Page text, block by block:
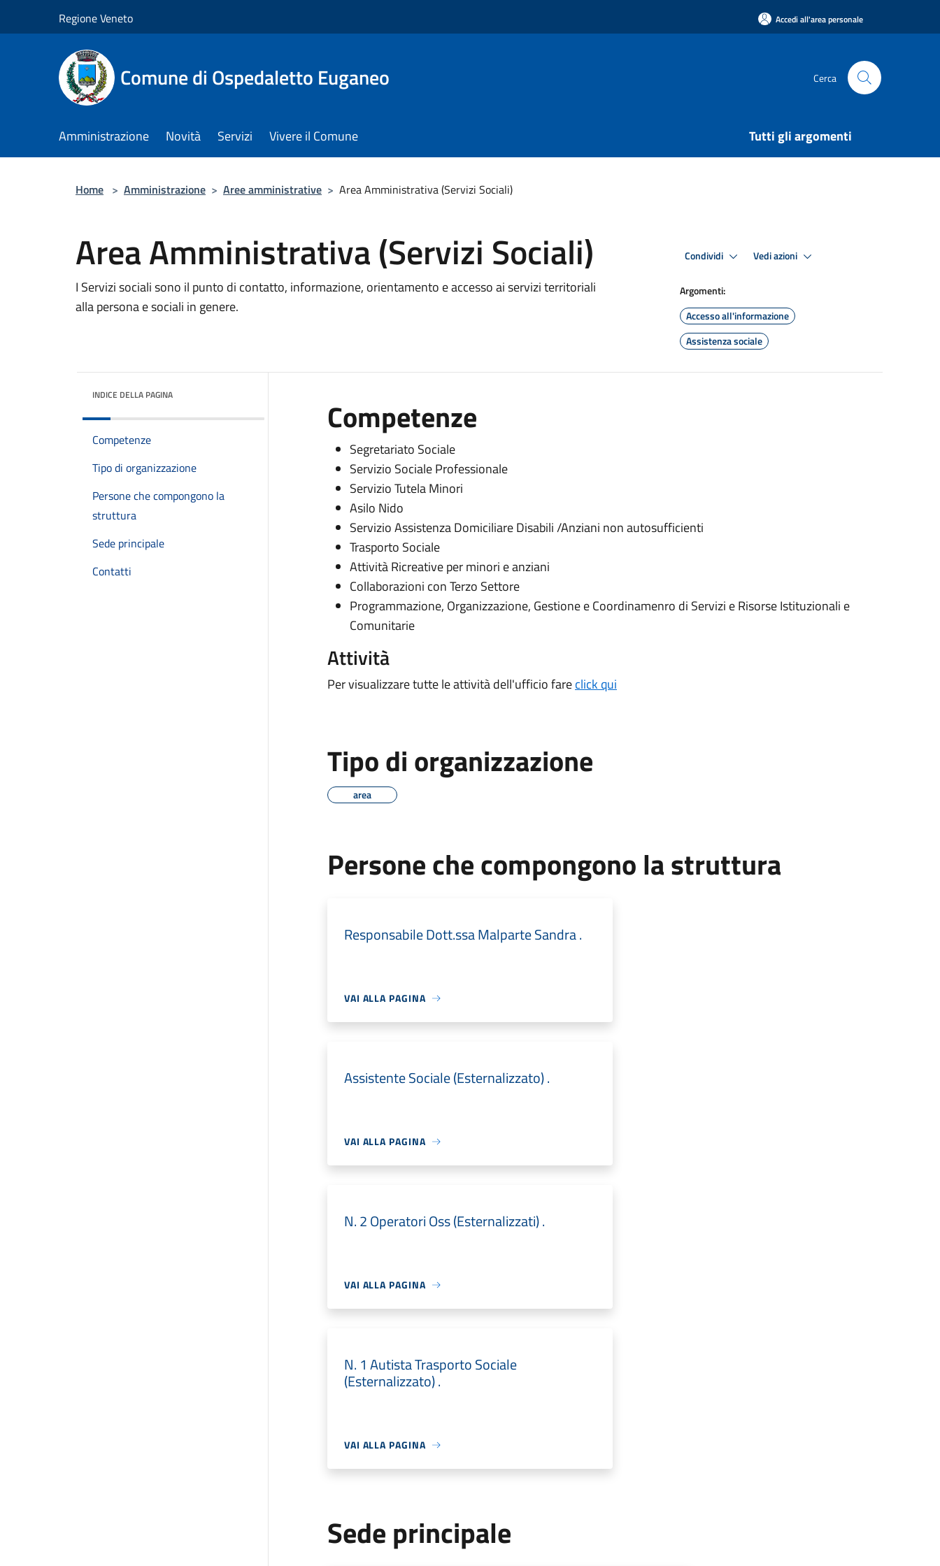
Regione Veneto Accedi all'area personale
Comune di Ospedaletto Euganeo Cerca
Amministrazione Novità Servizi Vivere il Comune Tutti gli argomenti
Home > Amministrazione > Aree amministrative > Area Amministrativa (Servizi Sociali)
Area Amministrativa (Servizi Sociali)
I Servizi sociali sono il punto di contatto, informazione, orientamento e accesso ai servizi territoriali
alla persona e sociali in genere.
Condividi Vedi azioni
Argomenti:
Accesso all'informazione
Assistenza sociale
INDICE DELLA PAGINA
Competenze
Tipo di organizzazione
Persone che compongono la
struttura
Sede principale
Contatti
Competenze
Segretariato Sociale
Servizio Sociale Professionale
Servizio Tutela Minori
Asilo Nido
Servizio Assistenza Domiciliare Disabili /Anziani non autosufficienti
Trasporto Sociale
Attività Ricreative per minori e anziani
Collaborazioni con Terzo Settore
Programmazione, Organizzazione, Gestione e Coordinamenro di Servizi e Risorse Istituzionali e
Comunitarie
Attività
Per visualizzare tutte le attività dell'ufficio fareclick qui
Tipo di organizzazione
area
Persone che compongono la struttura
Responsabile Dott.ssa Malparte Sandra .
VAI ALLA PAGINA
Assistente Sociale (Esternalizzato) .
VAI ALLA PAGINA
N. 2 Operatori Oss (Esternalizzati) .
VAI ALLA PAGINA
N. 1 Autista Trasporto Sociale
(Esternalizzato) .
VAI ALLA PAGINA
Sede principale